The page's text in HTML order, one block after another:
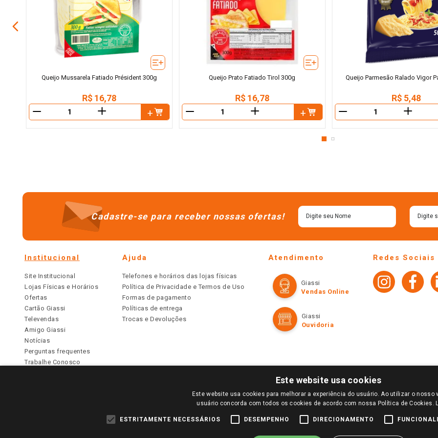
Queijo Mussarela Fatiado Président 300g
R$ 16,78
＋
Queijo Prato Fatiado Tirol 300g
R$ 16,78
＋
Queijo Parmesão Ralado Vigor
R$ 5,48
＋
Cadastre-se para receber nossas ofertas!
Institucional
Site Institucional
Lojas Físicas e Horários
Ofertas
Cartão Giassi
Televendas
Amigo Giassi
Notícias
Perguntas frequentes
Trabalhe Conosco
Ajuda
Telefones e horários das lojas físicas
Política de Privacidade e Termos de Uso
Formas de pagamento
Políticas de entrega
Trocas e Devoluções
Atendimento
Giassi
Vendas Online
Giassi
Ouvidoria
Redes Sociais
PARA VER OS PREÇOS DA SUA REGIÃO, FAÇA LOGIN E SELECIONE A LOJA DE SUA PREFERÊNCIA. SOMENTE APÓS O LOGIN, OS PREÇOS
TODOS OS PREÇOS E CONDIÇÕES COMERCIAIS DESTE SITE SÃO VÁLIDOS APENAS PARA COMPRAS REALIZADAS NO GIASSI.COM.BR E NA LOJA
DE BUSCAS.
Este website usa cookies
Este website usa cookies para melhorar a experiência do usuário. Ao utilizar o nosso
usuário concorda com todos os cookies de acordo com nossa Política de Cookies.
ESTRITAMENTE NECESSÁRIOS DESEMPENHO DIRECIONAMENTO